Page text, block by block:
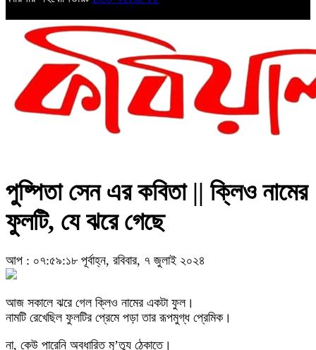
পুষ্পিতা সেন এর কবিতা || ক্লিও নামের
ফুলটি, যে ঝরে গেছে
আপ : ০৭:৫৯:১৮ পূর্বাহ্ন, রবিবার, ৭ জুলাই ২০২৪
আজ সকালে ঝরে গেল ক্লিও নামের একটা ফুল।
নামটি রেখেছিল ফুলটির প্রেমে পড়া তার রূপমুগ্ধ প্রেমিক।
না, কেউ পারেনি অবধারিত মৃ’ত্যু ঠেকাতে।